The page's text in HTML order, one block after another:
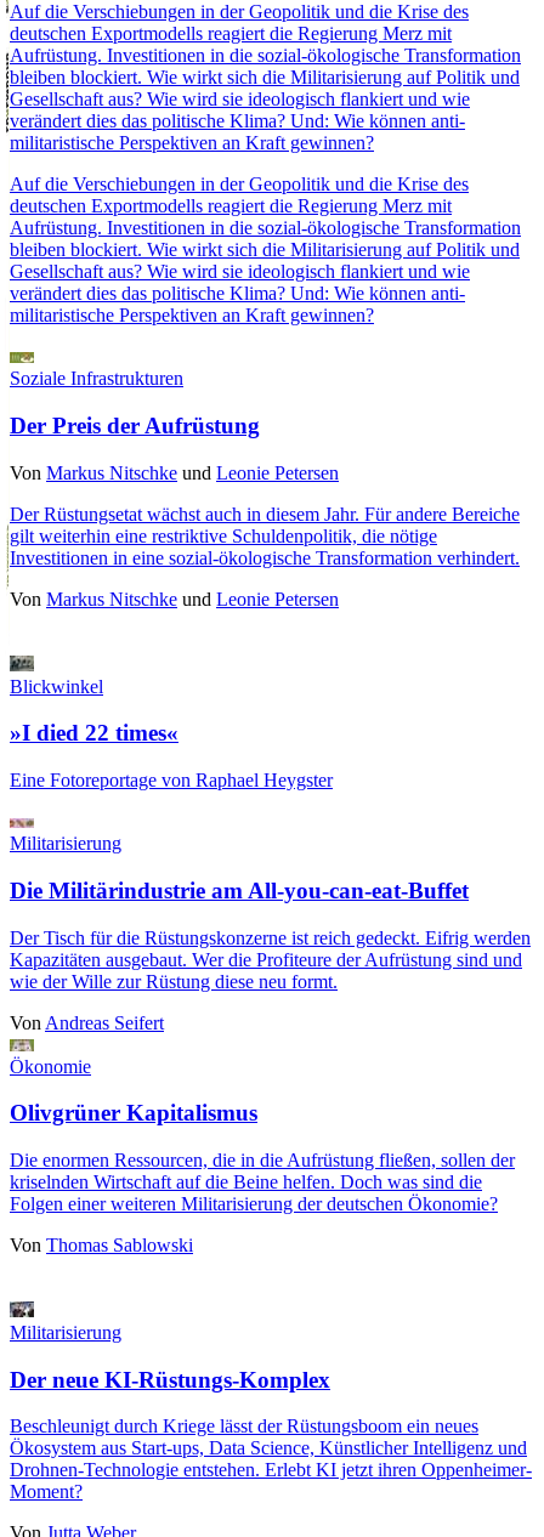
Auf die Verschiebungen in der Geopolitik und die Krise des
deutschen Exportmodells reagiert die Regierung Merz mit
Aufrüstung. Investitionen in die sozial-ökologische Transformation
bleiben blockiert. Wie wirkt sich die Militarisierung auf Politik und
Gesellschaft aus? Wie wird sie ideologisch flankiert und wie
verändert dies das politische Klima? Und: Wie können anti-
militaristische Perspektiven an Kraft gewinnen?
Auf die Verschiebungen in der Geopolitik und die Krise des
deutschen Exportmodells reagiert die Regierung Merz mit
Aufrüstung. Investitionen in die sozial-ökologische Transformation
bleiben blockiert. Wie wirkt sich die Militarisierung auf Politik und
Gesellschaft aus? Wie wird sie ideologisch flankiert und wie
verändert dies das politische Klima? Und: Wie können anti-
militaristische Perspektiven an Kraft gewinnen?
Soziale Infrastrukturen
Der Preis der Aufrüstung
Von Markus Nitschke und Leonie Petersen
Der Rüstungsetat wächst auch in diesem Jahr. Für andere Bereiche
gilt weiterhin eine restriktive Schuldenpolitik, die nötige
Investitionen in eine sozial-ökologische Transformation verhindert.
Von Markus Nitschke und Leonie Petersen
Blickwinkel
»I died 22 times«
Eine Fotoreportage von Raphael Heygster
Militarisierung
Die Militärindustrie am All-you-can-eat-Buffet
Der Tisch für die Rüstungskonzerne ist reich gedeckt. Eifrig werden
Kapazitäten ausgebaut. Wer die Profiteure der Aufrüstung sind und
wie der Wille zur Rüstung diese neu formt.
Von Andreas Seifert
Ökonomie
Olivgrüner Kapitalismus
Die enormen Ressourcen, die in die Aufrüstung fließen, sollen der
kriselnden Wirtschaft auf die Beine helfen. Doch was sind die
Folgen einer weiteren Militarisierung der deutschen Ökonomie?
Von Thomas Sablowski
Militarisierung
Der neue KI-Rüstungs-Komplex
Beschleunigt durch Kriege lässt der Rüstungsboom ein neues
Ökosystem aus Start-ups, Data Science, Künstlicher Intelligenz und
Drohnen-Technologie entstehen. Erlebt KI jetzt ihren Oppenheimer-
Moment?